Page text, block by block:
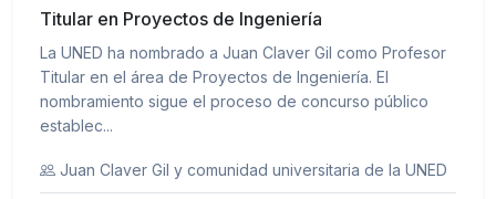
Titular en Proyectos de Ingeniería
La UNED ha nombrado a Juan Claver Gil como Profesor
Titular en el área de Proyectos de Ingeniería. El
nombramiento sigue el proceso de concurso público
establec...
Juan Claver Gil y comunidad universitaria de la UNED